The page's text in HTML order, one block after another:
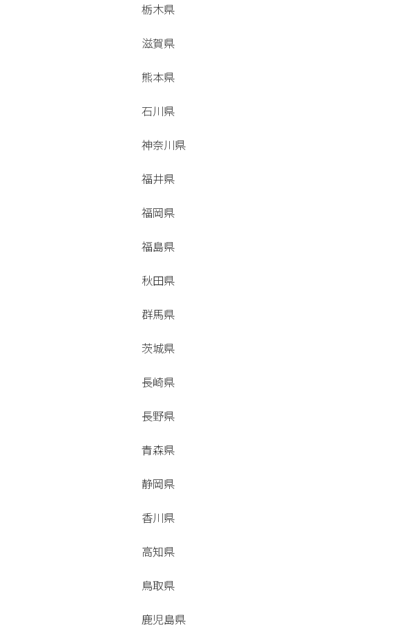
栃木県
滋賀県
熊本県
石川県
神奈川県
福井県
福岡県
福島県
秋田県
群馬県
茨城県
長崎県
長野県
青森県
静岡県
香川県
高知県
鳥取県
鹿児島県